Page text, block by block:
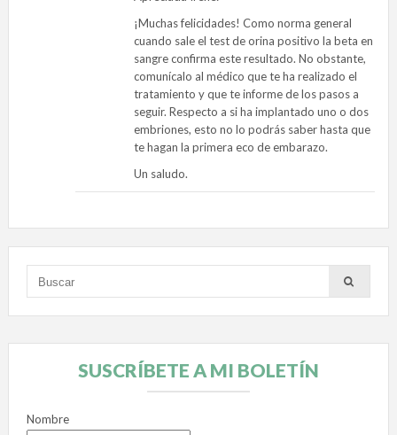
¡Muchas felicidades! Como norma general
cuando sale el test de orina positivo la beta en
sangre confirma este resultado. No obstante,
comunícalo al médico que te ha realizado el
tratamiento y que te informe de los pasos a
seguir. Respecto a si ha implantado uno o dos
embriones, esto no lo podrás saber hasta que
te hagan la primera eco de embarazo.
Un saludo.
SUSCRÍBETE A MI BOLETÍN
Nombre